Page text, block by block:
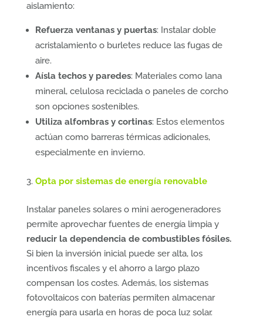
aislamiento:
Refuerza ventanas y puertas: Instalar doble
acristalamiento o burletes reduce las fugas de
aire.
Aísla techos y paredes: Materiales como lana
mineral, celulosa reciclada o paneles de corcho
son opciones sostenibles.
Utiliza alfombras y cortinas: Estos elementos
actúan como barreras térmicas adicionales,
especialmente en invierno.
Opta por sistemas de energía renovable
Instalar paneles solares o mini aerogeneradores
permite aprovechar fuentes de energía limpia y
reducir la dependencia de combustibles fósiles.
Si bien la inversión inicial puede ser alta, los
incentivos fiscales y el ahorro a largo plazo
compensan los costes. Además, los sistemas
fotovoltaicos con baterías permiten almacenar
energía para usarla en horas de poca luz solar.